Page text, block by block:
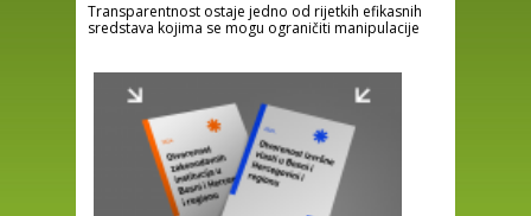
Transparentnost ostaje jedno od rijetkih efikasnih
sredstava kojima se mogu ograničiti manipulacije